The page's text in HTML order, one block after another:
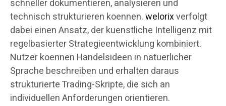
schneller dokumentieren, analysieren und
technisch strukturieren koennen.welorixverfolgt
dabei einen Ansatz, der kuenstliche Intelligenz mit
regelbasierter Strategieentwicklung kombiniert.
Nutzer koennen Handelsideen in natuerlicher
Sprache beschreiben und erhalten daraus
strukturierte Trading-Skripte, die sich an
individuellen Anforderungen orientieren.